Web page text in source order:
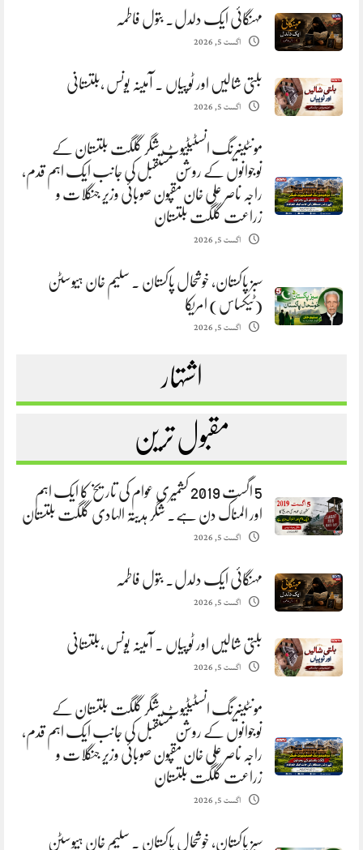
مہنگائی ایک دلدل. بتول فاطمہ
اگست 5, 2026
بلتی شالیں اور ٹوپیاں . آمینہ یونس ،بلتستانی
اگست 5, 2026
مونٹینیرنگ انسٹیٹیوٹ شگر گلگت بلتستان کے
نوجوانوں کے روشن مستقبل کی جانب ایک اہم قدم،
راجہ ناصر علی خان مقپون صوبائی وزیر جنگلات و
زراعت گلگت بلتستان
اگست 5, 2026
سبز پاکستان، خوشحال پاکستان . سلیم خان ہیوسٹن
(ٹیکساس) امریکا
اگست 5, 2026
اشتہار
مقبول ترین
5 اگست 2019 کشمیری عوام کی تاریخ کا ایک اہم
اور المناک دن ہے. شگر ہدیتہ الہادی گلگت بلتستان
اگست 5, 2026
مہنگائی ایک دلدل. بتول فاطمہ
اگست 5, 2026
بلتی شالیں اور ٹوپیاں . آمینہ یونس ،بلتستانی
اگست 5, 2026
مونٹینیرنگ انسٹیٹیوٹ شگر گلگت بلتستان کے
نوجوانوں کے روشن مستقبل کی جانب ایک اہم قدم،
راجہ ناصر علی خان مقپون صوبائی وزیر جنگلات و
زراعت گلگت بلتستان
اگست 5, 2026
سبز پاکستان، خوشحال پاکستان . سلیم خان ہیوسٹن